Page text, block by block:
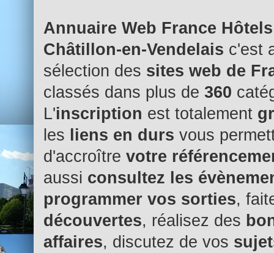
Annuaire Web France Hôtels
Châtillon-en-Vendelais c'est
sélection des sites web de
classés dans plus de 360
L'inscription est totalement
les liens en durs vous
d'accroître votre
aussi consultez les
programmer vos sorties,
découvertes, réalisez des
affaires, discutez de vos